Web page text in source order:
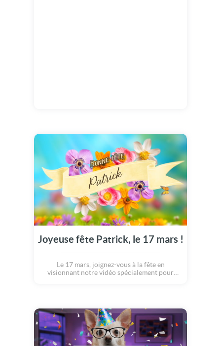
Joyeuse fête Patrick, le 17 mars !
Le 17 mars, joignez-vous à la fête en
visionnant notre vidéo spécialement pour